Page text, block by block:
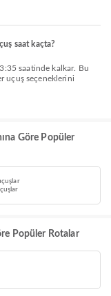
saat kaçta?
uçuş seçeneklerini
Göre Popüler
Popüler Rotalar